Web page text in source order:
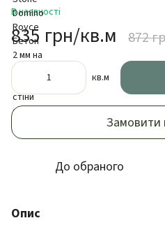
В наявності
835 грн/кв.м 872
кв.м
Замовити
До обраного
Опис